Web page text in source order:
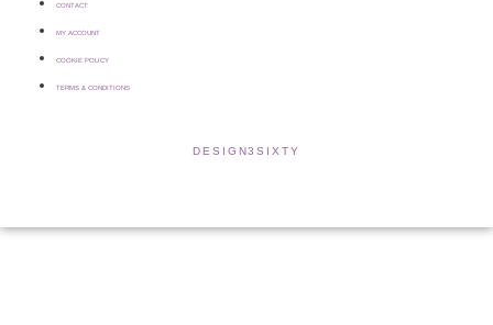
CONTACT
MY ACCOUNT
COOKIE POLICY
TERMS & CONDITIONS
DESIGN3SIXTY